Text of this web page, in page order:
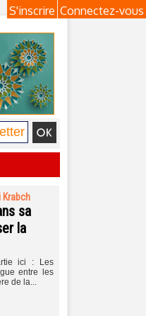
Connectez-vous
S'inscrire
Krabch
sa
la
ici : Les
entre les
de la...